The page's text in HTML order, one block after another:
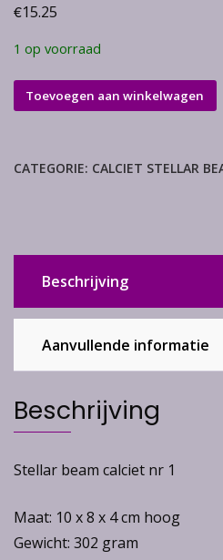
€15.25
1 op voorraad
Stellar
beam
Toevoegen aan winkelwagen
CATEGORIE: CALCIET STELLAR
Beschrijving
Aanvullende informatie
Beschrijving
Stellar beam calciet nr 1
Maat: 10 x 8 x 4 cm hoog
Gewicht: 302 gram